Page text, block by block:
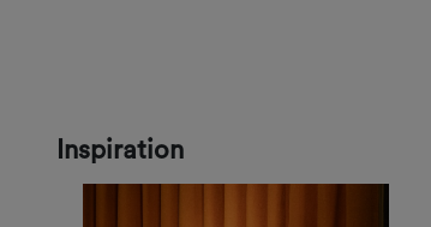
Inspiration